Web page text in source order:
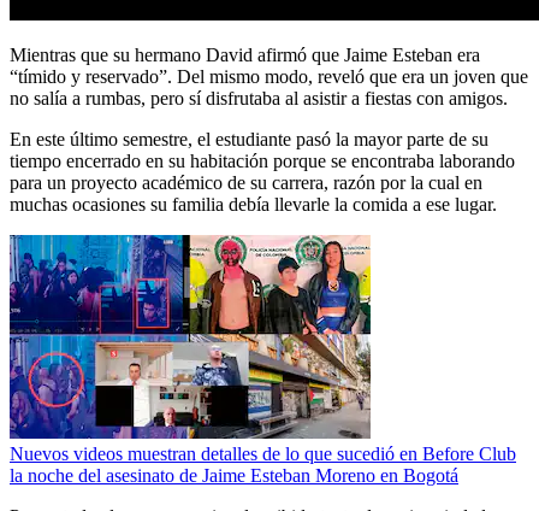
Mientras que su hermano David afirmó que Jaime Esteban era
“tímido y reservado”. Del mismo modo, reveló que era un joven que
no salía a rumbas, pero sí disfrutaba al asistir a fiestas con amigos.
En este último semestre, el estudiante pasó la mayor parte de su
tiempo encerrado en su habitación porque se encontraba laborando
para un proyecto académico de su carrera, razón por la cual en
muchas ocasiones su familia debía llevarle la comida a ese lugar.
Nuevos videos muestran detalles de lo que sucedió en Before Club
la noche del asesinato de Jaime Esteban Moreno en Bogotá